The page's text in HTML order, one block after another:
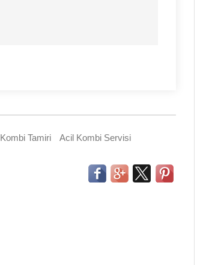
Kombi Tamiri
Acil Kombi Servisi